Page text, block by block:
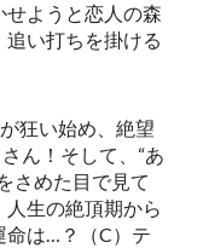
ようと恋人の森
い打ちを掛ける
狂い始め、絶望
ん！そして、“あ
さめた目で見て
生の絶頂期から
命は…？（C）テ